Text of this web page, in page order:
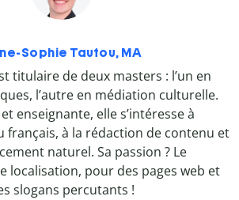
Sophie Tautou, MA
titulaire de deux masters : l’un en
l’autre en médiation culturelle.
enseignante, elle s’intéresse à
français, à la rédaction de contenu et
naturel. Sa passion ? Le
localisation, pour des pages web et
slogans percutants !